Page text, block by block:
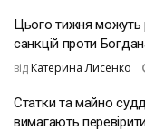
Цього тижня можуть
санкцій проти
від Катерина Лисенко
Статки та майно
вимагають перевірити